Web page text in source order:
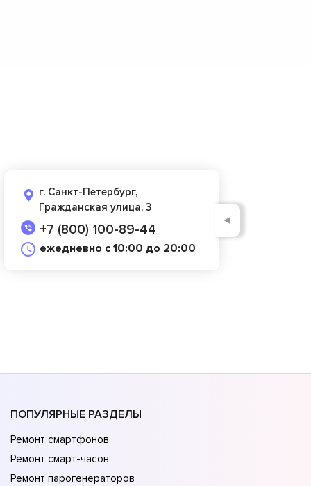
г. Санкт-Петербург,
Гражданская улица, 3
+7 (800) 100-89-44
ежедневно с 10:00 до 20:00
◄
ПОПУЛЯРНЫЕ РАЗДЕЛЫ
Ремонт смартфонов
Ремонт смарт-часов
Ремонт парогенераторов